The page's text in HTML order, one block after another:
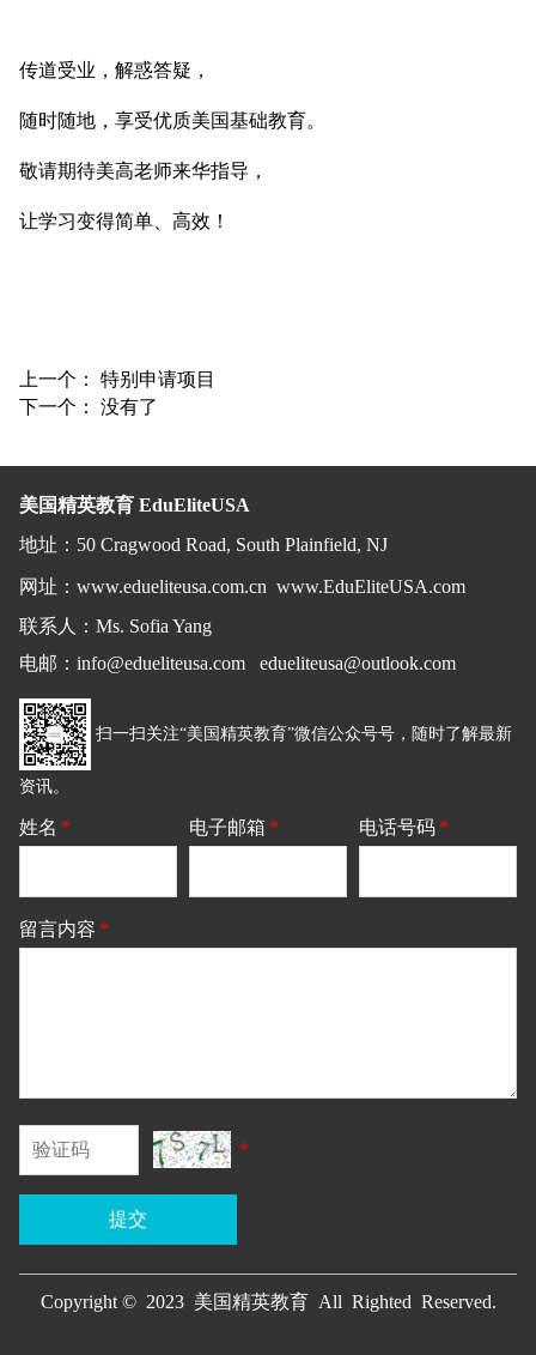
传道受业，解惑答疑，
随时随地，享受优质美国基础教育。
敬请期待美高老师来华指导，
让学习变得简单、高效！
上一个： 特别申请项目
下一个： 没有了
美国精英教育 EduEliteUSA
地址 ： 50 Cragwood Road, South Plainfield, NJ
网址： www.edueliteusa.com.cn www.EduEliteUSA.com
联系人：Ms. Sofia Yang
电邮 ： info@edueliteusa.com edueliteusa@outlook.com
扫一扫关注“美国精英教育”微信公众号号，随时了解最新
资讯。
姓名 * 电子邮箱 * 电话号码 *
留言内容 *
*
提交
Copyright © 2023 美国精英教育 All Righted Reserved.